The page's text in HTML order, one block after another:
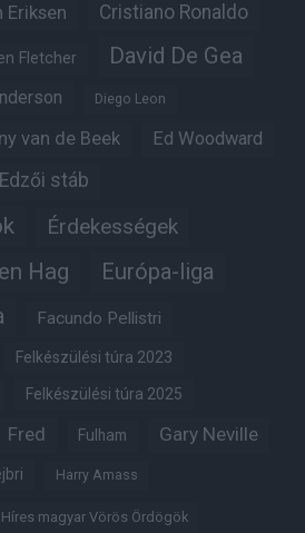
Eriksen Cristiano Ronaldo
Fletcher David De Gea
Diego Leon
van de Beek Ed Woodward
Edzői stáb
Érdekességek
Hag Európa-liga
Facundo Pellistri
Felkészülési túra 2023
Felkészülési túra 2025
Fred Fulham Gary Neville
Harry Amass
Híres magyar Vörös Ördögök